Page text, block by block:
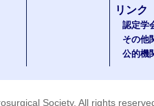
リンク
認定学
その他
公的機
Society. All rights